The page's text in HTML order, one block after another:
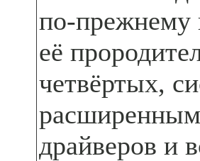
по-прежнему
её
четвёртых,
драйверов и